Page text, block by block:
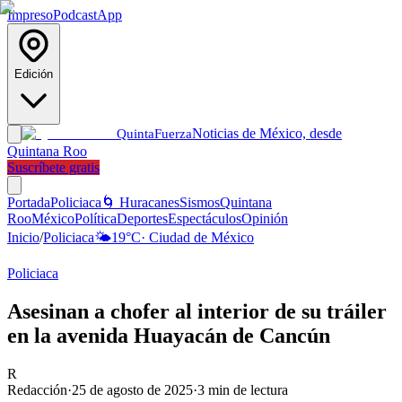
ImpresoPodcastApp
Edición
QuintaFuerzaNoticias de México, desde
Quintana Roo
Suscríbete gratis
PortadaPoliciaca 🌀 HuracanesSismosQuintana
RooMéxicoPolíticaDeportesEspectáculosOpinión
Inicio/Policiaca🌤️19°C· Ciudad de México
Policiaca
Asesinan a chofer al interior de su tráiler
en la avenida Huayacán de Cancún
R
Redacción·25 de agosto de 2025·3 min de lectura